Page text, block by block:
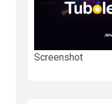
Screenshot